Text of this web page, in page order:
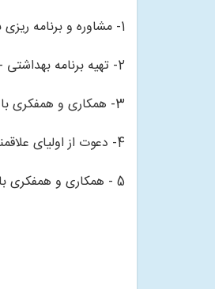
1- مشاوره و برنامه ریزی به منظور تحقق یافتن اهداف انجمن
2- تهیه برنامه بهداشتی - پزشکی و نظارت بر اجرای آن در مدرسه
3- همکاری و همفکری با مدیر به منظور برگزاری جلسات ماهیانه اولیا و مربیان در جهت آموزش بهداشت، مسائل تربیتی، دینی و سواد آموزی
4- دعوت از اولیای علاقمند به منظور بهره مندی از خدمات و یاری های آنان برای تهیه و تدارک و تکمیل امکانات آموزشی پرورشی مدرسه
5 - همکاری و همفکری با مدیر و مربیان مدرسه در مورد برنامه های اوقات فراغت دانش آموزان و انجام گردشهای علمی تفریحی